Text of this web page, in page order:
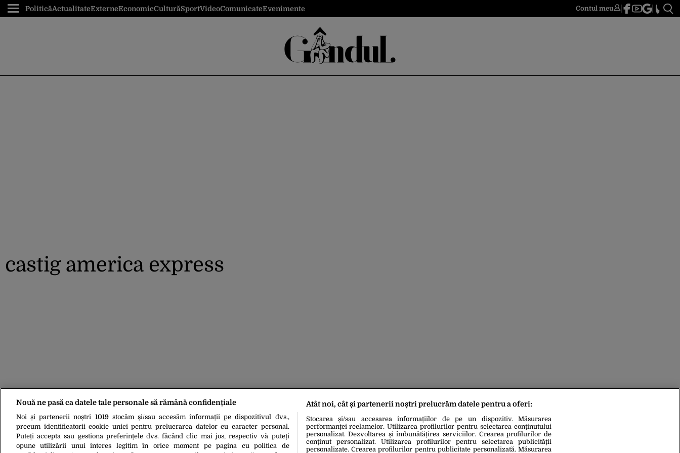
PoliticăActualitateExterneEconomicCulturăSportVideoComunicateEvenimente Contul meu
castig america express
Nouă ne pasă ca datele tale personale să rămână confidențiale
Noi și partenerii noștri 1019stocăm și/sau accesăm informații pe dispozitivul dvs.,
precum identificatorii cookie unici pentru prelucrarea datelor cu caracter personal.
Puteți accepta sau gestiona preferințele dvs. făcând clic mai jos, respectiv vă puteți
opune utilizării unui interes legitim în orice moment pe pagina cu politica de
Atât noi, cât și partenerii noștri prelucrăm datele pentru a oferi:
Stocarea și/sau accesarea informațiilor de pe un dispozitiv. Măsurarea
performanței reclamelor. Utilizarea profilurilor pentru selectarea conținutului
personalizat. Dezvoltarea și îmbunătățirea serviciilor. Crearea profilurilor de
conținut personalizat. Utilizarea profilurilor pentru selectarea publicității
personalizate. Crearea profilurilor pentru publicitate personalizată. Măsurarea